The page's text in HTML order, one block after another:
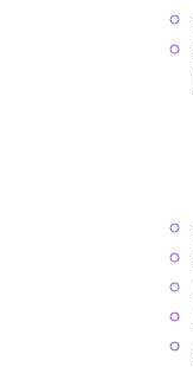
,
Москва